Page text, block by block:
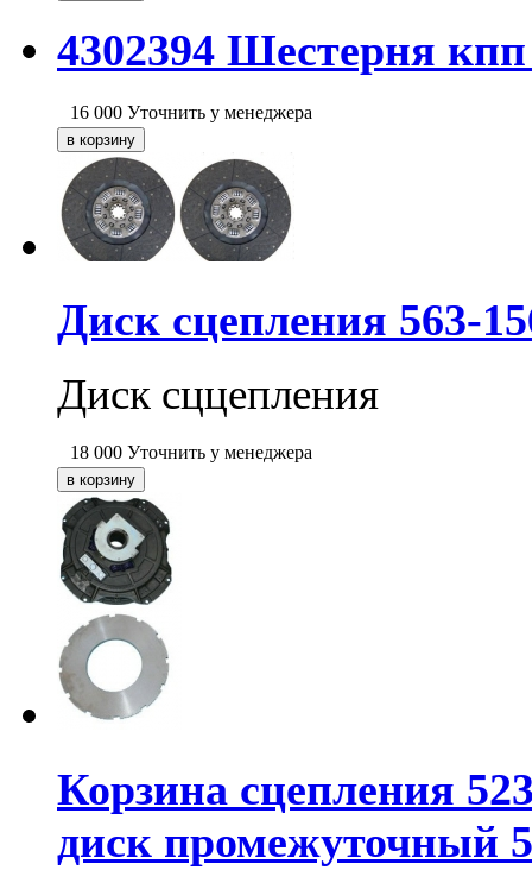
4302394 Шестерня
16 000 Уточнить у менеджера
Диск сцепления 563-
Диск сццепления
18 000 Уточнить у менеджера
Корзина сцепления
диск промежуточный